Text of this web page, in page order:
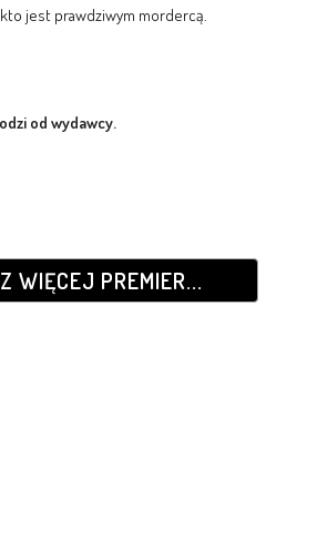
jest prawdziwym mordercą.
od wydawcy.
WIĘCEJ PREMIER...